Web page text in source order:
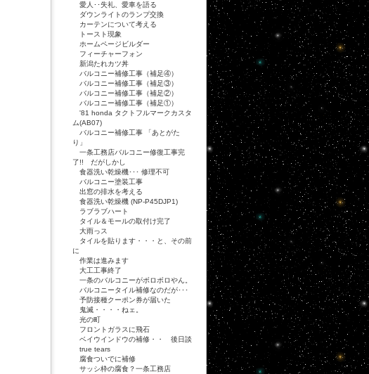
愛人･･失礼、愛車を語る
ダウンライトのランプ交換
カーテンについて考える
トースト現象
ホームページビルダー
フィーチャーフォン
新潟たれカツ丼
バルコニー補修工事（補足④）
バルコニー補修工事（補足③）
バルコニー補修工事（補足②）
バルコニー補修工事（補足①）
'81 honda タクトフルマークカスタ
ム(AB07)
バルコニー補修工事 「あとがた
り」
一条工務店バルコニー修復工事完
了!! だがしかし
食器洗い乾燥機･･･ 修理不可
バルコニー塗装工事
出窓の排水を考える
食器洗い乾燥機 (NP-P45DJP1)
ラブラブハート
タイル＆モールの取付け完了
大雨っス
タイルを貼ります・・・と、その前
に
作業は進みます
大工工事終了
一条のバルコニーがボロボロやん。
バルコニータイル補修なのだが･･･
予防接種クーポン券が届いた
鬼滅・・・・ねェ。
光の町
フロントガラスに飛石
ベイウインドウの補修・・ 後日談
true tears
腐食ついでに補修
サッシ枠の腐食？一条工務店